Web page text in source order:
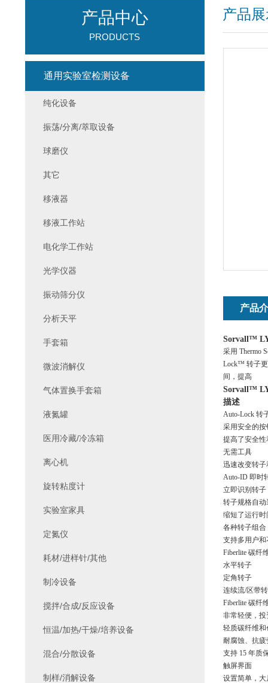
产品
产品
Sorvall™
采用 Thermo
Lock™ 转子
间，提高
Sorvall™
描述
Auto-Lock 转
采用安全的
提高了安全性
无需工具
迅速改变转子
Auto-ID 即时
立即识别转子
转子规格自
缩短了运行
各种转子组合
支持多用户
Fiberlite 碳纤
水平转子
定角转子
连续流/区带
Fiberlite 碳纤
非常轻便，投
轻质碳纤维
耐腐蚀、抗
支持15 年质
触屏界面
设置简单，
产品中心
PRODUCTS
通用实验室检测设备
纯化设备
振荡/分离/萃取设备
球磨仪
其它
移液器
移液工作站
电化学工作站
光学仪器
振动筛分仪
分析天平
手套箱
微波消解仪
气体置换手套箱
液氮罐
医用冷藏/冷冻箱
离心机
旋转粘度计
实验室家具
定氮仪
耗材/进样针/其他
制冷设备
搅拌/合成/反应设备
恒温/加热/干燥/培养设备
混合/分散设备
制样/消解设备